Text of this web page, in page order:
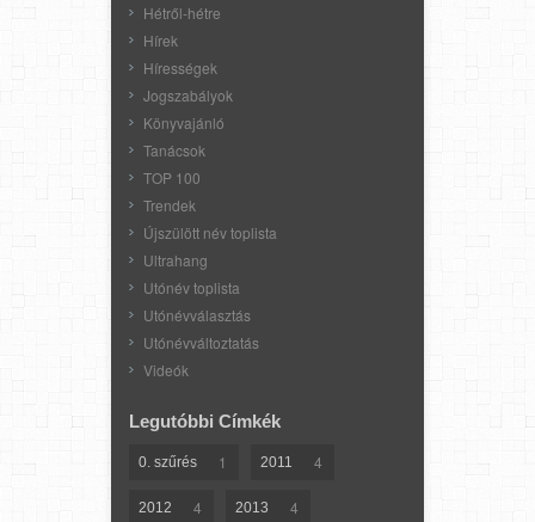
Hétről-hétre
Hírek
Hírességek
Jogszabályok
Könyvajánló
Tanácsok
TOP 100
Trendek
Újszülött név toplista
Ultrahang
Utónév toplista
Utónévválasztás
Utónévváltoztatás
Videók
Legutóbbi Címkék
0. szűrés 1 2011 4
2012 4 2013 4